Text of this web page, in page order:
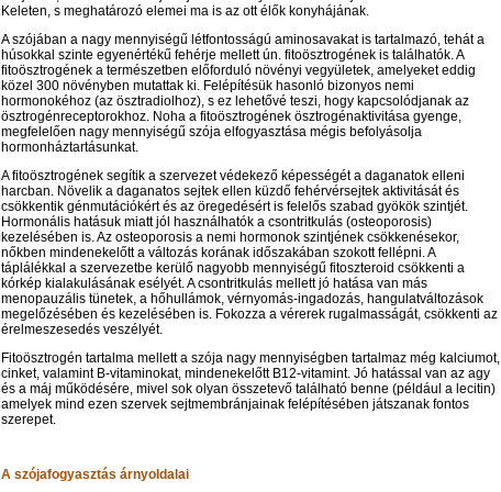
Keleten, s meghatározó elemei ma is az ott élők konyhájának.
A szójában a nagy mennyiségű létfontosságú aminosavakat is tartalmazó, tehát a
húsokkal szinte egyenértékű fehérje mellett ún. fitoösztrogének is találhatók. A
fitoösztrogének a természetben előforduló növényi vegyületek, amelyeket eddig
közel 300 növényben mutattak ki. Felépítésük hasonló bizonyos nemi
hormonokéhoz (az ösztradiolhoz), s ez lehetővé teszi, hogy kapcsolódjanak az
ösztrogénreceptorokhoz. Noha a fitoösztrogének ösztrogénaktivitása gyenge,
megfelelően nagy mennyiségű szója elfogyasztása mégis befolyásolja
hormonháztartásunkat.
A fitoösztrogének segítik a szervezet védekező képességét a daganatok elleni
harcban. Növelik a daganatos sejtek ellen küzdő fehérvérsejtek aktivitását és
csökkentik génmutációkért és az öregedésért is felelős szabad gyökök szintjét.
Hormonális hatásuk miatt jól használhatók a csontritkulás (osteoporosis)
kezelésében is. Az osteoporosis a nemi hormonok szintjének csökkenésekor,
nőkben mindenekelőtt a változás korának időszakában szokott fellépni. A
táplálékkal a szervezetbe kerülő nagyobb mennyiségű fitoszteroid csökkenti a
kórkép kialakulásának esélyét. A csontritkulás mellett jó hatása van más
menopauzális tünetek, a hőhullámok, vérnyomás-ingadozás, hangulatváltozások
megelőzésében és kezelésében is. Fokozza a vérerek rugalmasságát, csökkenti az
érelmeszesedés veszélyét.
Fitoösztrogén tartalma mellett a szója nagy mennyiségben tartalmaz még kalciumot,
cinket, valamint B-vitaminokat, mindenekelőtt B12-vitamint. Jó hatással van az agy
és a máj működésére, mivel sok olyan összetevő található benne (például a lecitin)
amelyek mind ezen szervek sejtmembránjainak felépítésében játszanak fontos
szerepet.
A szójafogyasztás árnyoldalai